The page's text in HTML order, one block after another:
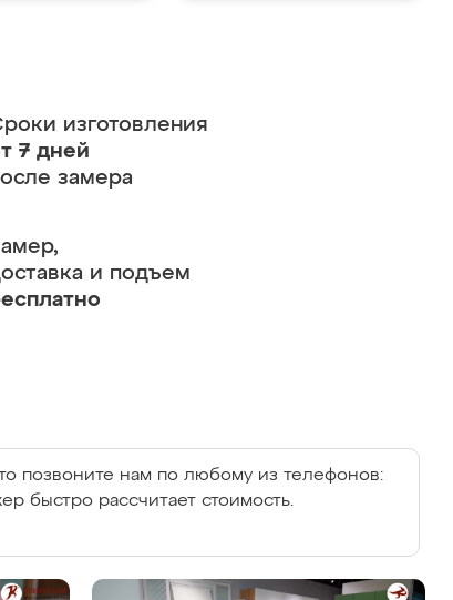
изготовления
7 дней
замера
и подъем
позвоните нам по любому из телефонов:
быстро рассчитает стоимость.